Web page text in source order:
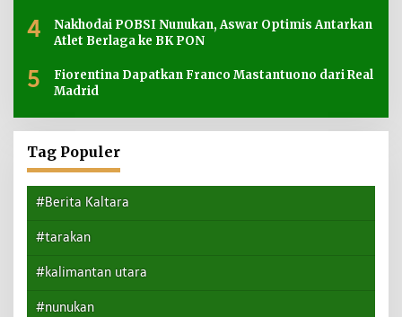
4
Nakhodai POBSI Nunukan, Aswar Optimis Antarkan
Atlet Berlaga ke BK PON
5
Fiorentina Dapatkan Franco Mastantuono dari Real
Madrid
Tag Populer
#Berita Kaltara
#tarakan
#kalimantan utara
#nunukan